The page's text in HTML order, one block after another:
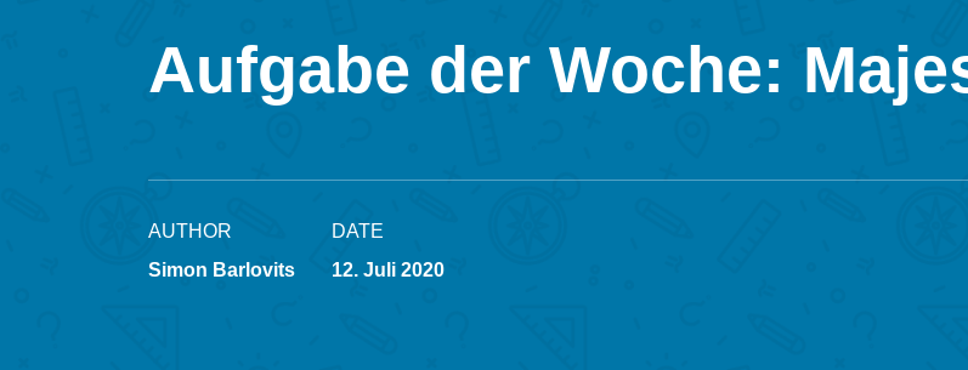
Aufgabe der Woche:
AUTHOR
Simon Barlovits
DATE
12. Juli 2020